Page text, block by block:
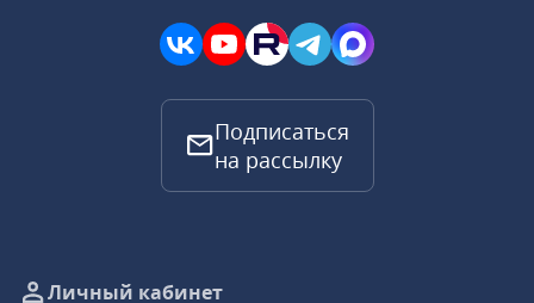
Подписаться
на рассылку
Личный кабинет